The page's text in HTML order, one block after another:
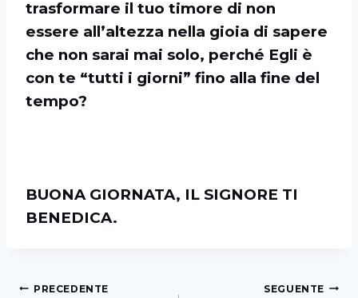
trasformare il tuo timore di non
essere all’altezza nella gioia di sapere
che non sarai mai solo, perché Egli è
con te “tutti i giorni” fino alla fine del
tempo?
BUONA GIORNATA, IL SIGNORE TI
BENEDICA.
PRECEDENTE SEGUENTE